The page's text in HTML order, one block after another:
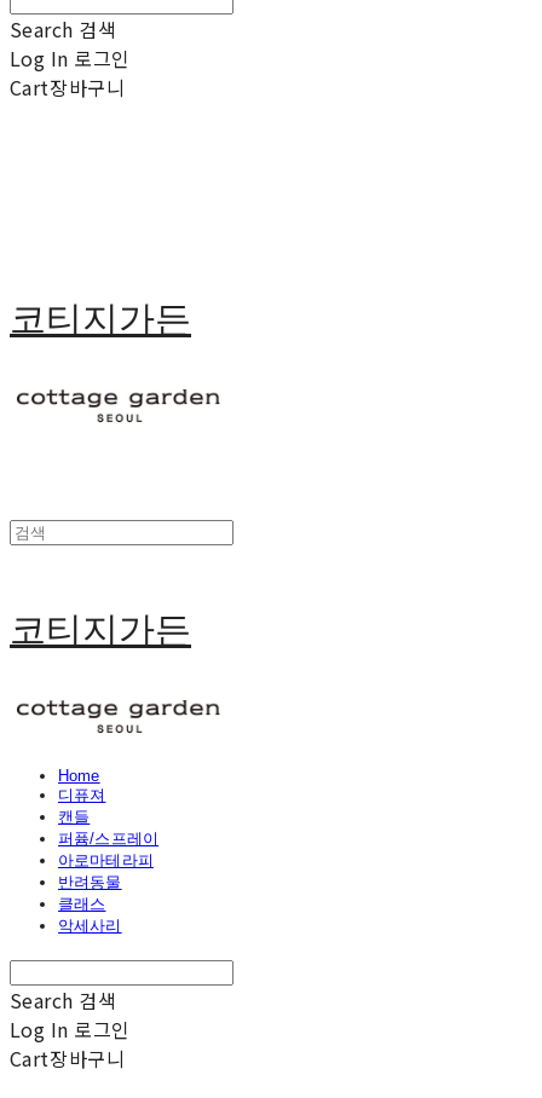
Search 검색
Log In 로그인
Cart장바구니
코티지가든
코티지가든
Home
디퓨져
캔들
퍼퓸/스프레이
아로마테라피
반려동물
클래스
악세사리
Search 검색
Log In 로그인
Cart장바구니